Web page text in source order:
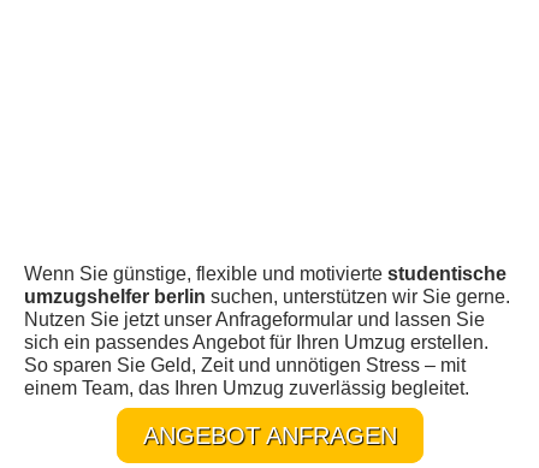
Wenn Sie günstige, flexible und motivierte studentische
umzugshelfer berlin suchen, unterstützen wir Sie gerne.
Nutzen Sie jetzt unser Anfrageformular und lassen Sie
sich ein passendes Angebot für Ihren Umzug erstellen.
So sparen Sie Geld, Zeit und unnötigen Stress – mit
einem Team, das Ihren Umzug zuverlässig begleitet.
ANGEBOT ANFRAGEN